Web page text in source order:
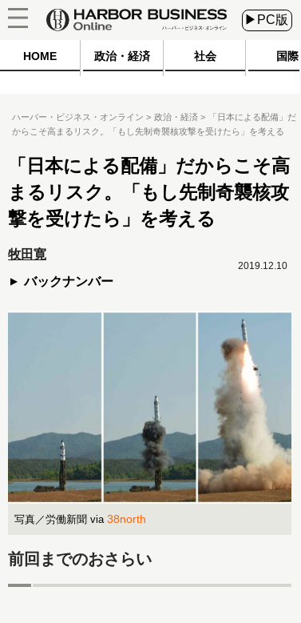
▶PC版
HOME 政治・経済 社会 国際
ハーバー・ビジネス・オンライン 政治・経済
「日本による配備」だ
からこそ高まるリスク。「もし先制奇襲核攻撃を受けたら」を考える
「日本による配備」だからこそ高
まるリスク。「もし先制奇襲核攻
撃を受けたら」を考える
牧田寛
バックナンバー
2019.12.10
写真／労働新聞 via 38north
前回までのおさらい